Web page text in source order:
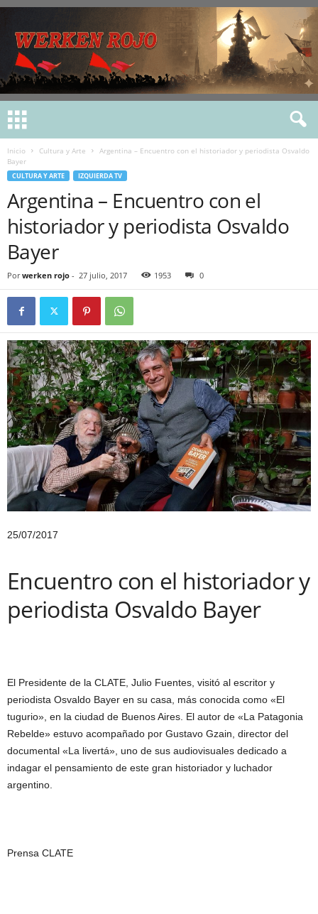
Inicio Cultura y Arte
Argentina – Encuentro con el historiador y periodista Osvaldo
Bayer
CULTURA Y ARTE IZQUIERDA TV
Argentina – Encuentro con el
historiador y periodista Osvaldo
Bayer
Por werken rojo - 27 julio, 2017 1953 0
25/07/2017
Encuentro con el historiador y
periodista Osvaldo Bayer
El Presidente de la CLATE, Julio Fuentes, visitó al escritor y
periodista Osvaldo Bayer en su casa, más conocida como «El
tugurio», en la ciudad de Buenos Aires. El autor de «La Patagonia
Rebelde» estuvo acompañado por Gustavo Gzain, director del
documental «La livertá», uno de sus audiovisuales dedicado a
indagar el pensamiento de este gran historiador y luchador
argentino.
Prensa CLATE